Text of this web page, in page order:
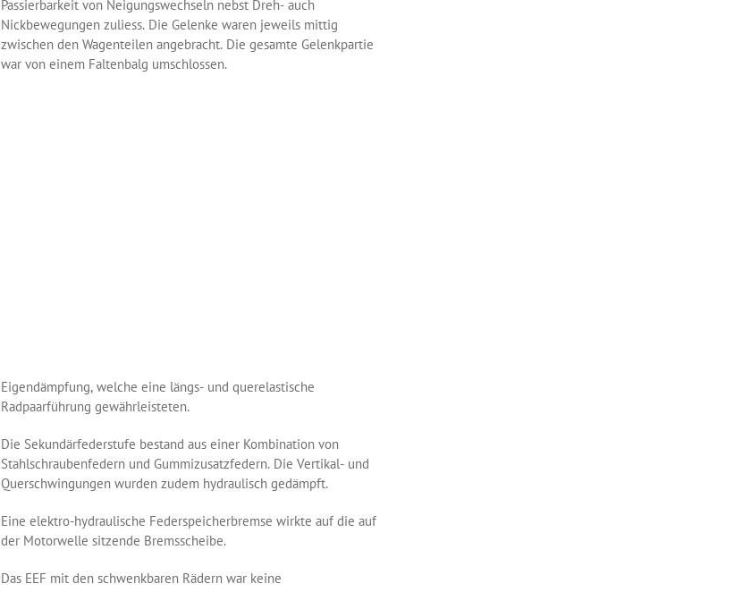
Passierbarkeit von Neigungswechseln nebst Dreh- auch
Nickbewegungen zuliess. Die Gelenke waren jeweils mittig
zwischen den Wagenteilen angebracht. Die gesamte Gelenkpartie
war von einem Faltenbalg umschlossen.
Eigendämpfung, welche eine längs- und querelastische
Radpaarführung gewährleisteten.
Die Sekundärfederstufe bestand aus einer Kombination von
Stahlschraubenfedern und Gummizusatzfedern. Die Vertikal- und
Querschwingungen wurden zudem hydraulisch gedämpft.
Eine elektro-hydraulische Federspeicherbremse wirkte auf die auf
der Motorwelle sitzende Bremsscheibe.
Das EEF mit den schwenkbaren Rädern war keine